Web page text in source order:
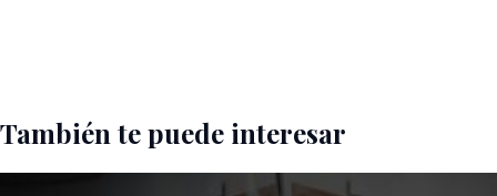
También te puede interesar